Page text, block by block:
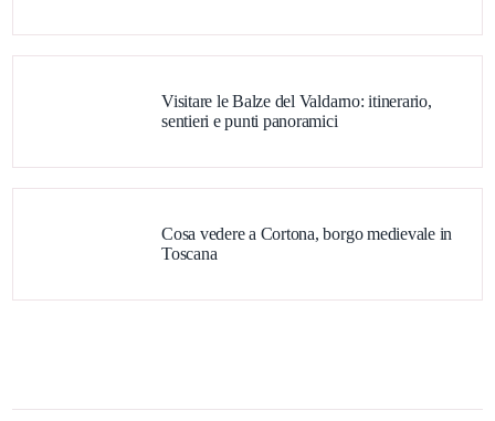
Visitare le Balze del Valdarno: itinerario,
sentieri e punti panoramici
Cosa vedere a Cortona, borgo medievale in
Toscana